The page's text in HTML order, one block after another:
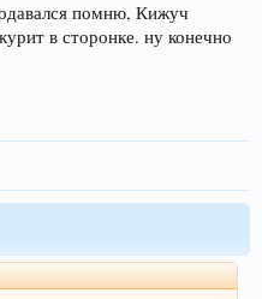
помню, Кижуч
в сторонке. ну конечно